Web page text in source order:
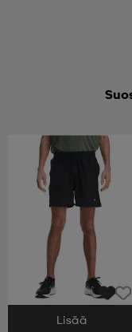
Valitse Koko
Lisää